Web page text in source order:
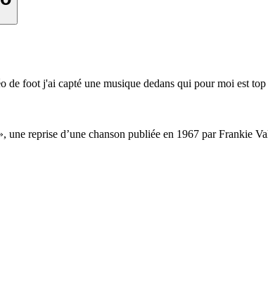
foot j'ai capté une musique dedans qui pour moi est
reprise d’une chanson publiée en 1967 par Frankie